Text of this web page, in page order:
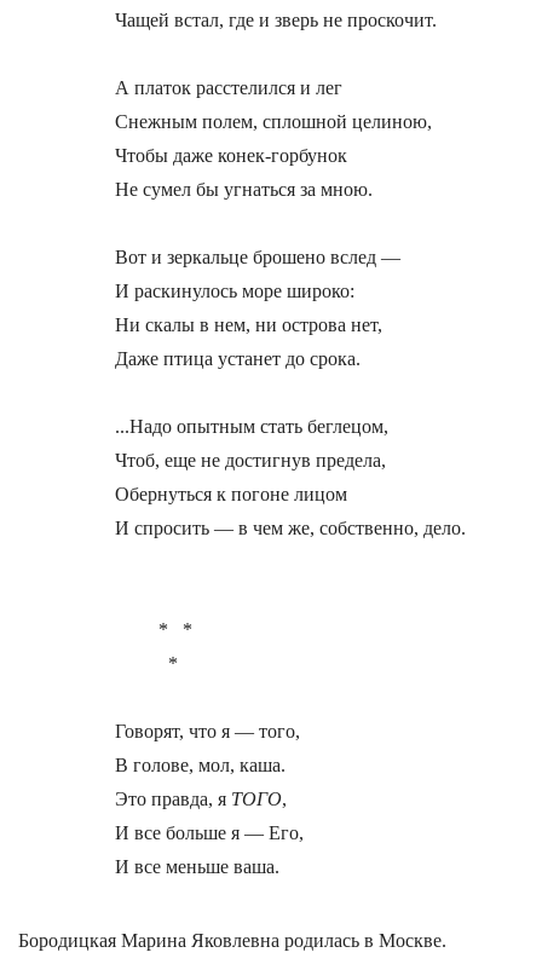
Чащей встал, где и зверь не проскочит.
А платок расстелился и лег
Снежным полем, сплошной целиною,
Чтобы даже конек-горбунок
Не сумел бы угнаться за мною.
Вот и зеркальце брошено вслед —
И раскинулось море широко:
Ни скалы в нем, ни острова нет,
Даже птица устанет до срока.
...Надо опытным стать беглецом,
Чтоб, еще не достигнув предела,
Обернуться к погоне лицом
И спросить — в чем же, собственно, дело.
         *   *
           *
Говорят, что я — того,
В голове, мол, каша.
Это правда, я ТОГО,
И все больше я — Его,
Бородицкая Марина Яковлевна родилась в Москве.